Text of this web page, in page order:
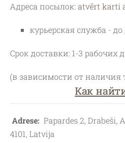
Адреса посылок: atvērt karti
курьерская служба - до
Срок доставки: 1-3 рабочих
(в зависимости от наличия
Как
Adrese: Papardes 2, Drabeši,
4101, Latvija